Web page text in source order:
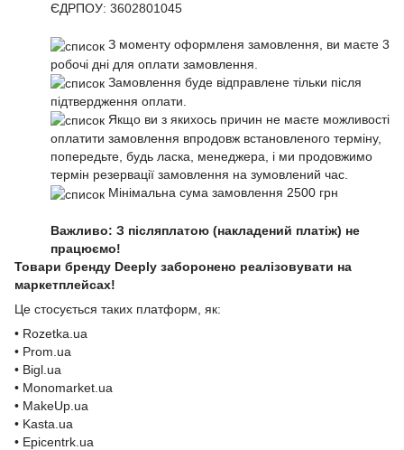
ЄДРПОУ: 3602801045
З моменту оформленя замовлення, ви маєте 3
робочі дні для оплати замовлення.
Замовлення буде відправлене тільки після
підтвердження оплати.
Якщо ви з якихось причин не маєте можливості
оплатити замовлення впродовж встановленого терміну,
попередьте, будь ласка, менеджера, і ми продовжимо
термін резервації замовлення на зумовлений час.
Мінімальна сума замовлення 2500 грн
Важливо: З післяплатою (накладений платіж) не
працюємо!
Товари бренду Deeply заборонено реалізовувати на
маркетплейсах!
Це стосується таких платформ, як:
• Rozetka.ua
• Prom.ua
• Bigl.ua
• Monomarket.ua
• MakeUp.ua
• Kasta.ua
• Epicentrk.ua